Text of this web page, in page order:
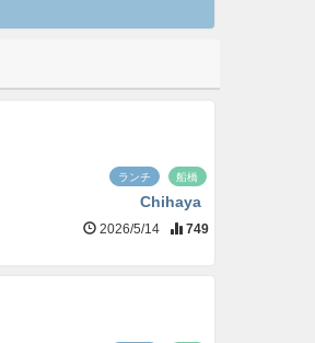
ランチ 船橋
Chihaya
2026/5/14 749